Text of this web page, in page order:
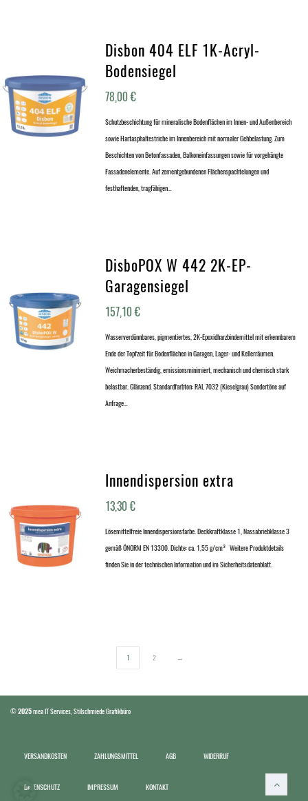
Disbon 404 ELF 1K-Acryl-
Bodensiegel
78,00€
Schutzbeschichtung für mineralische Bodenflächen im Innen- und Außenbereich
sowie Hartasphaltestriche im Innenbereich mit normaler Gehbelastung. Zum
Beschichten von Betonfassaden, Balkoneinfassungen sowie für vorgehängte
Fassadenelemente. Auf zementgebundenen Flächenspachtelungen und
festhaftenden, tragfähigen…
DisboPOX W 442 2K-EP-
Garagensiegel
157,10€
Wasserverdünnbares, pigmentiertes, 2K-Epoxidharzbindemittel mit erkennbarem
Ende der Topfzeit für Bodenflächen in Garagen, Lager- und Kellerräumen.
Weichmacherbeständig, emissionsminimiert, mechanisch und chemisch stark
belastbar. Glänzend. Standardfarbton: RAL 7032 (Kieselgrau) Sondertöne auf
Anfrage…
Innendispersion extra
13,30€
Lösemittelfreie Innendispersionsfarbe. Deckkraftklasse 1, Nassabriebklasse 3
gemäß ÖNORM EN 13300. Dichte: ca. 1,55 g/cm³ Weitere Produktdetails
finden Sie in der technischen Information und im Sicherheitsdatenblatt.
1 2 →
©2025mea IT Services Stilschmiede Grafikbüro
VERSANDKOSTEN ZAHLUNGSMITTEL AGB WIDERRUF
DATENSCHUTZ IMPRESSUM KONTAKT